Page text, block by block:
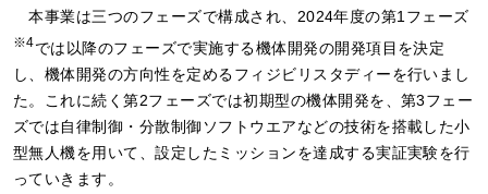
本事業は三つのフェーズで構成され、2024年度の第1フェーズ
※4では以降のフェーズで実施する機体開発の開発項目を決定
し、機体開発の方向性を定めるフィジビリスタディーを行いまし
た。これに続く第2フェーズでは初期型の機体開発を、第3フェー
ズでは自律制御・分散制御ソフトウエアなどの技術を搭載した小
型無人機を用いて、設定したミッションを達成する実証実験を行
っていきます。